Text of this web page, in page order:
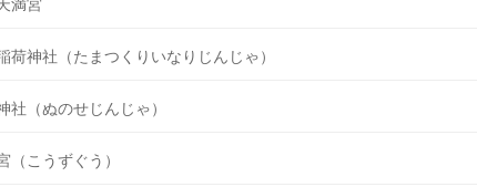
満宮
荷神社（たまつくりいなりじんじゃ）
社（ぬのせじんじゃ）
（こうずぐう）